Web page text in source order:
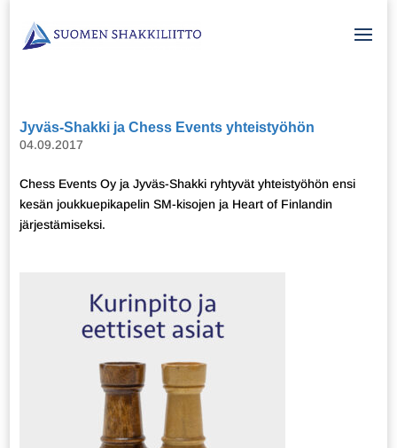
Jyväs-Shakki ja Chess Events yhteistyöhön
04.09.2017
Chess Events Oy ja Jyväs-Shakki ryhtyvät yhteistyöhön ensi
kesän joukkuepikapelin SM-kisojen ja Heart of Finlandin
järjestämiseksi.